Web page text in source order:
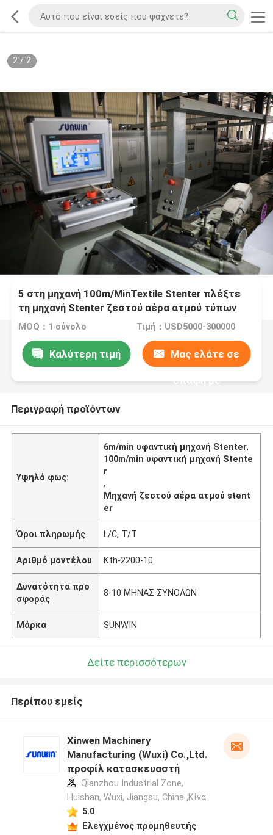
2/ 2
5 στη μηχανή 100m/MinTextile Stenter πλέξτε
τη μηχανή Stenter ζεστού αέρα ατμού τύπων
MOQ：1 σύνολο Τιμή：USD5000-300000
Καλύτερη τιμή Μας ελάτε σε
επαφή με
Περιγραφή προϊόντων
Υψηλό φως:
6m/min υφαντική μηχανή Stenter,
100m/min υφαντική μηχανή Stente
r
,
Μηχανή ζεστού αέρα ατμού stent
er
Όροι πληρωμής L/C, T/T
Αριθμό μοντέλου Kth-2200-10
Δυνατότητα προ
σφοράς
8-10 ΜΗΝΑΣ ΣΥΝΟΛΩΝ
Μάρκα SUNWIN
Δείτε περισσότερων
Περίπου εμείς
Xinwen Machinery
Manufacturing (Wuxi) Co.,Ltd.
προφίλ κατασκευαστή
Qianzhou Industrial Zone,
Huishan, Wuxi, Jiangsu, China ,Κίνα
5.0
Ελεγχμένος προμηθευτής